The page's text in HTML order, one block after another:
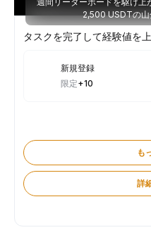
2,500 USDTの山
タスクを完了して経験値を
新規登録
限定+10
も
詳